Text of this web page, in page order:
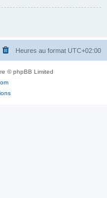
Heures au format UTC+02:00
© phpBB Limited